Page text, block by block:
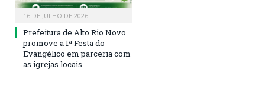
16 DE JULHO DE 2026
Prefeitura de Alto Rio Novo
promove a 1ª Festa do
Evangélico em parceria com
as igrejas locais